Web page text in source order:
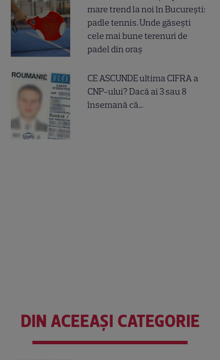
mare trend la noi în București:
padle tennis. Unde găsești
cele mai bune terenuri de
padel din oraș
CE ASCUNDE ultima CIFRA a
CNP-ului? Dacă ai 3 sau 8
însemană că...
DIN ACEEAȘI CATEGORIE